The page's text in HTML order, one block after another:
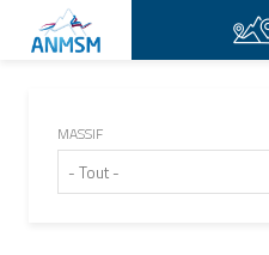
Aller au contenu principal
MASSIF
- Tout -